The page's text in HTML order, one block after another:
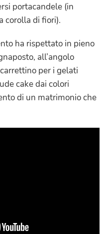
portacandele (in
corolla di fiori).
ha rispettato in pieno
all’angolo
per i gelati
cake dai colori
di un matrimonio che